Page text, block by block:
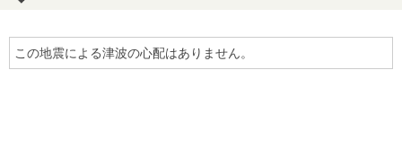
この地震による津波の心配はありません。